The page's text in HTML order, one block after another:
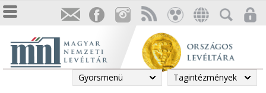
Gyorsmenü Tagintézmények